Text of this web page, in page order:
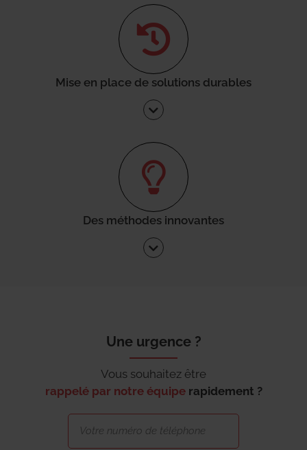
Mise en place de solutions durables
Des méthodes innovantes
Une urgence ?
Vous souhaitez être
rappelé par notre équipe rapidement ?